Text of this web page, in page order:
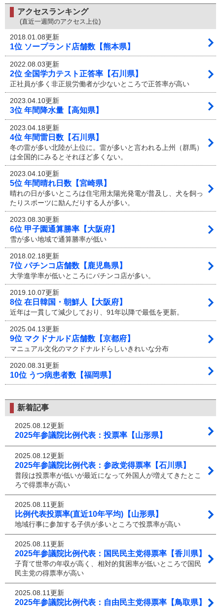
アクセスランキング
(直近一週間のアクセス上位)
2018.01.08更新
1位 ソープランド店舗数【熊本県】
2022.08.03更新
2位 全国学力テスト正答率【石川県】
正社員が多く非正規労働者が少ないところで正答率が高い
2023.04.10更新
3位 年間降水量【高知県】
2023.04.18更新
4位 年間雷日数【石川県】
冬の雷が多い北陸が上位に。雷が多いと言われる上州（群馬）
は全国的にみるとそれほど多くない。
2023.04.10更新
5位 年間晴れ日数【宮崎県】
晴れの日が多いところは住宅用太陽光発電が普及し、犬を飼っ
たりスポーツに励んだりする人が多い。
2023.08.30更新
6位 甲子園通算勝率【大阪府】
雪が多い地域で通算勝率が低い
2018.02.18更新
7位 パチンコ店舗数【鹿児島県】
大学進学率が低いところにパチンコ店が多い。
2019.10.07更新
8位 在日韓国・朝鮮人【大阪府】
近年は一貫して減少しており、91年以降で最低を更新。
2025.04.13更新
9位 マクドナルド店舗数【京都府】
マニュアル文化のマクドナルドらしいきれいな分布
2020.08.31更新
10位 うつ病患者数【福岡県】
新着記事
2025.08.12更新
2025年参議院比例代表：投票率【山形県】
2025.08.12更新
2025年参議院比例代表：参政党得票率【石川県】
普段は投票率が低いが最近になって外国人が増えてきたとこ
ろで得票率が高い
2025.08.11更新
比例代表投票率(直近10年平均)【山形県】
地域行事に参加する子供が多いところで投票率が高い
2025.08.11更新
2025年参議院比例代表：国民民主党得票率【香川県】
子育て世帯の年収が高く、相対的貧困率が低いところで国民
民主党の得票率が高い
2025.08.11更新
2025年参議院比例代表：自由民主党得票率【鳥取県】